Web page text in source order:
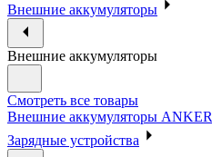
Внешние аккумуляторы
Внешние аккумуляторы
Смотреть все товары
Внешние аккумуляторы ANKER
Зарядные устройства